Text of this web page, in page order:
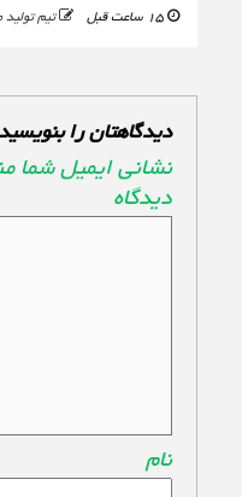
تیم تولید
دیدگاهتان را بنویسید
نشانی ایمیل شما
دیدگاه
نام